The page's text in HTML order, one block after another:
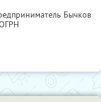
Бычков